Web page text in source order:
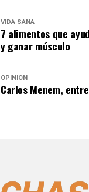
VIDA SANA
7 alimentos que
y ganar músculo
OPINIÓN
Carlos Menem,